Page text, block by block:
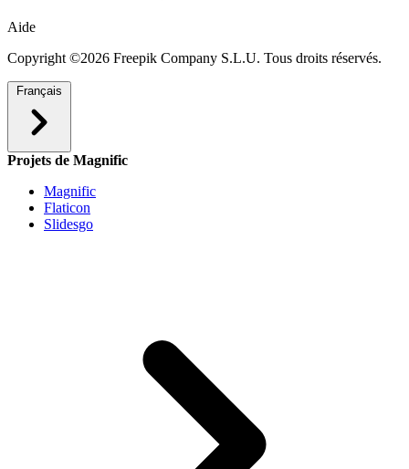
Aide
Copyright ©2026 Freepik Company S.L.U. Tous droits réservés.
Français
Projets de Magnific
Magnific
Flaticon
Slidesgo